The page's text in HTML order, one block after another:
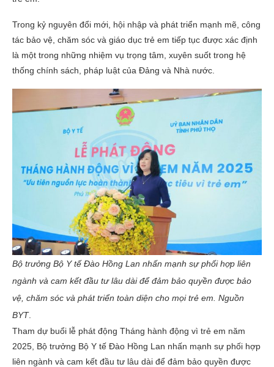
Trong kỷ nguyên đổi mới, hội nhập và phát triển mạnh mẽ, công
tác bảo vệ, chăm sóc và giáo dục trẻ em tiếp tục được xác định
là một trong những nhiệm vụ trọng tâm, xuyên suốt trong hệ
thống chính sách, pháp luật của Đảng và Nhà nước.
Bộ trưởng Bộ Y tế Đào Hồng Lan nhấn mạnh sự phối hợp liên
ngành và cam kết đầu tư lâu dài để đảm bảo quyền được bảo
vệ, chăm sóc và phát triển toàn diện cho mọi trẻ em. Nguồn
BYT.
Tham dự buổi lễ phát động Tháng hành động vì trẻ em năm
2025, Bộ trưởng Bộ Y tế Đào Hồng Lan nhấn mạnh sự phối hợp
liên ngành và cam kết đầu tư lâu dài để đảm bảo quyền được